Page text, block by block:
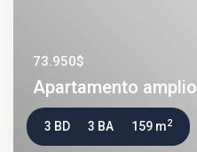
73.950$
Apartamento amplio
3 BD 3 BA 159 m2